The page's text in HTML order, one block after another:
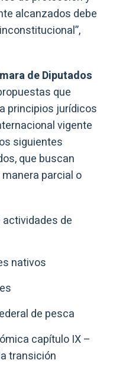
alcanzados debe
de Diputados
que
principios jurídicos
vigente
siguientes
que buscan
parcial o
de
nativos
de pesca
capítulo IX –
transición